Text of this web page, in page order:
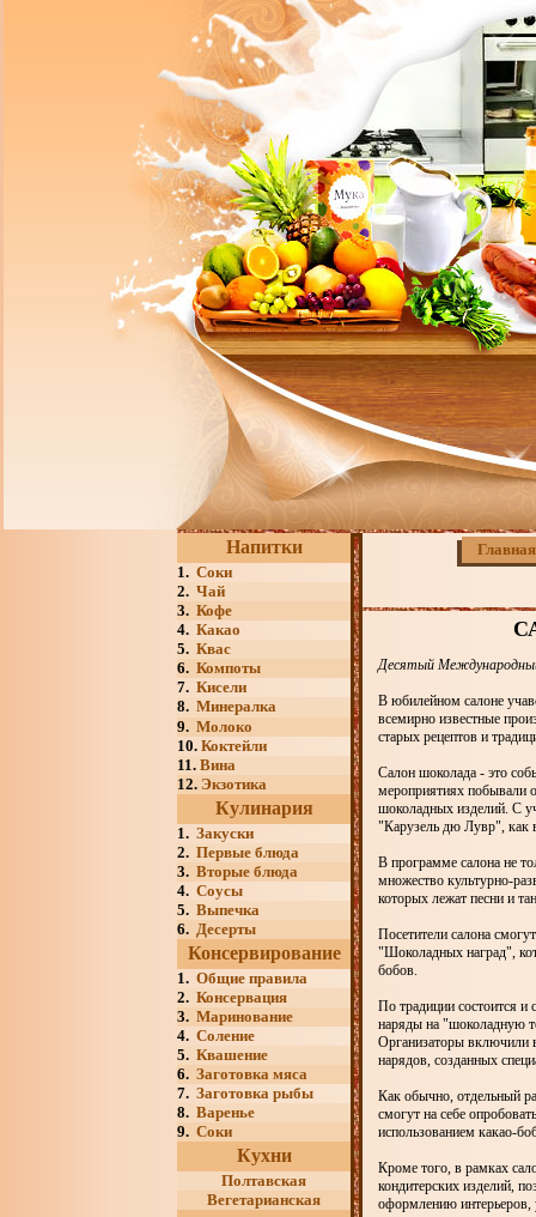
Напитки
1. Соки
2. Чай
3. Кофе
4. Какао
5. Квас
6. Компоты
7. Кисели
8. Минералка
9. Молоко
10. Коктейли
11. Вина
12. Экзотика
Кулинария
1. Закуски
2. Первые блюда
3. Вторые блюда
4. Соусы
5. Выпечка
6. Десерты
Консервирование
1. Общие правила
2. Консервация
3. Маринование
4. Соление
5. Квашение
6. Заготовка мяса
7. Заготовка рыбы
8. Варенье
9. Соки
Кухни
Полтавская
Вегетарианская
Главная
Десятый
В юбилейном салоне
всемирно известные
старых рецептов и
Салон шоколада - это
мероприятиях побывали
шоколадных изделий. С
"Карузель дю Лувр", как
В программе салона не
множество культурно-
которых лежат песни и
Посетители салона
"Шоколадных наград",
бобов.
По традиции состоится
наряды на "шоколадную
Организаторы включили
нарядов, созданных
Как обычно, отдельный
смогут на себе
использованием какао-
Кроме того, в рамках
кондитерских изделий,
оформлению интерьеров,